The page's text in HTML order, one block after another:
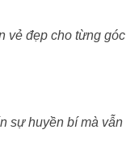
vẻ đẹp cho từng góc
sự huyền bí mà vẫn